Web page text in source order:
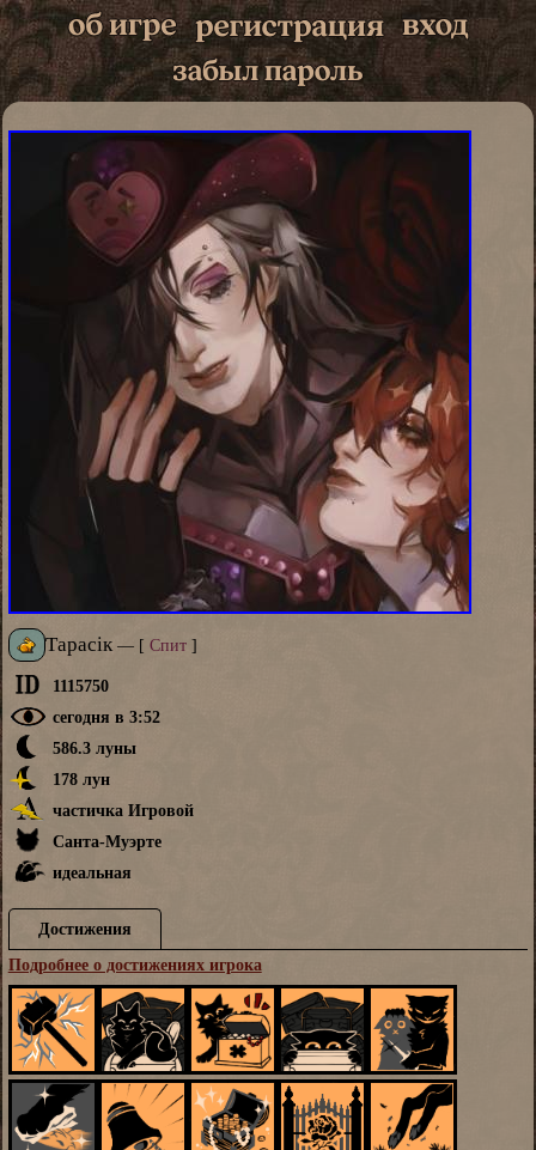
Тарасік— [ Спит]
1115750
сегодня в 3:52
586.3 луны
178 лун
частичка Игровой
Санта-Муэрте
идеальная
Достижения
Подробнее о достижениях игрока